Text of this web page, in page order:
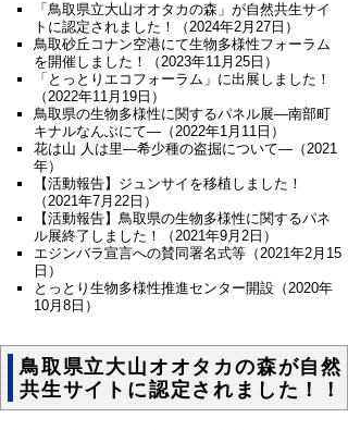
「鳥取県立大山オオタカの森」が自然共生サイ
トに認定されました！（2024年2月27日）
鳥取砂丘コナン空港にて生物多様性フォーラム
を開催しました！（2023年11月25日 ）
「とっとりエコフォーラム」に出展しました！
（2022年11月19日）
鳥取県の生物多様性に関するパネル展―南部町
キナルなんぶにて―（2022年1月11日）
花は山 人は里―希少種の盗掘について―（2021
年）
【活動報告】ジュンサイを移植しました！
（2021年7月22日）
【活動報告】鳥取県の生物多様性に関するパネ
ル展終了しました！（2021年9月2日）
エジンバラ宣言への賛同署名式等（2021年2月15
日）
とっとり生物多様性推進センター開設（2020年
10月8日）
鳥取県立大山オオタカの森が自然
共生サイトに認定されました！！